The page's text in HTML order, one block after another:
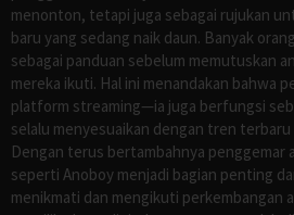
menonton, tetapi juga sebagai rujukan
baru yang sedang naik daun. Banyak
sebagai panduan sebelum memutuskan
mereka ikuti. Hal ini menandakan bahwa
platform streaming—ia juga berfungsi
selalu menyesuaikan dengan tren
Dengan terus bertambahnya penggemar
seperti Anoboy menjadi bagian penting
menikmati dan mengikuti perkembangan